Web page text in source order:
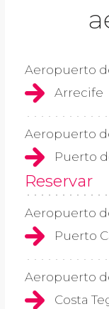
Aeropuerto
Arrecife
Aeropuerto
Puerto
Reservar
Aeropuerto
Puerto
Aeropuerto
Costa